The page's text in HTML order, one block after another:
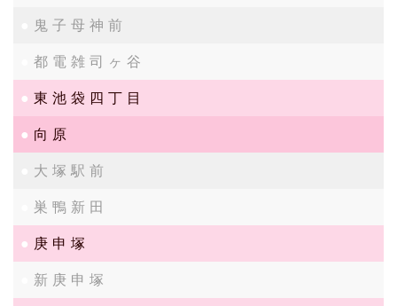
鬼子母神前
都電雑司ヶ谷
東池袋四丁目
向原
大塚駅前
巣鴨新田
庚申塚
新庚申塚